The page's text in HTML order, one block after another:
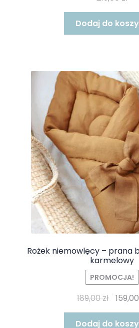
Dodaj do
Rożek niemowlęcy – prana
karmelowy
PROMOCJA!
189,00zł
cena
159,00
Dodaj do